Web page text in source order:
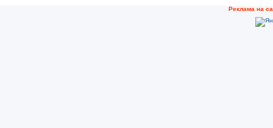
Рeклама на